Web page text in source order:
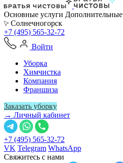
Основные услуги Дополнительные
Солнечногорск
+7 (495) 565-32-72
Войти
Уборка
Химчистка
Компания
Франшиза
Заказать уборку
→ Личный кабинет
+7 (495) 565-32-72
VK Telegram WhatsApp
Свяжитесь с нами